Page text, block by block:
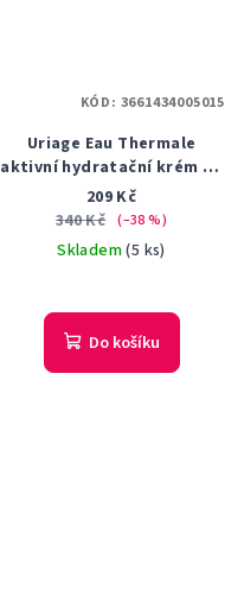
Uriage Eau Thermale
aktivní hydratační krém na
oční okolí Hypoallergenic
15 ml
209 Kč
340 Kč (–38 %)
Skladem(5 ks)
Do košíku
KÓD: 3661434005015